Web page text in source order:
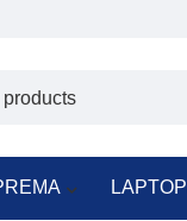
LAPTOPI